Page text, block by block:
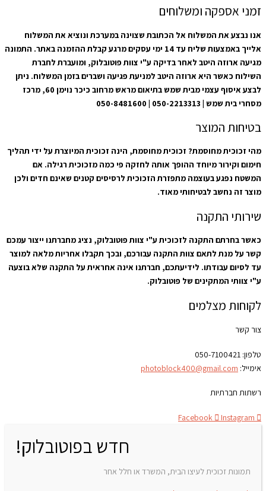
זמני אספקה ומשלוחים
אנו נבצע את המשלוח אל הכתובת שצוינה במערכת ונוציא את המשלוח
אלייך באמצעות שליח עד 14 ימי עסקים מרגע קבלת ההזמנה באתר. התמונה
מגיעה ארוזה היטב לאחר בדיקה ע"י צוות פוטובלוק, ומועברת לחברת
השילוח כאשר היא ארוזה היטב למניעת פגיעה ושברים בזמן המשלוח. ניתן
לבצע איסוף עצמי מבית שמש בתיאום מראש מרחוב כיכר נוימן 60, מרכז
מסחרי בית שמש | 050-2213313 | 050-8481600
בטיחות המוצר
מהי זכוכית מחוסמת? זכוכית מחוסמת, הינה זכוכית המיוצרת על ידי תהליך
חימום וקירור מיוחד ההופך אותה לחזקה פי כמה מזכוכית רגילה. אם
המשטח נפגע בעוצמה מתפזרת הזכוכית לרסיסים קטנים שאינם חדים ולכן
מוצר זה נחשב לבטיחותי מאוד.
שירותי התקנה
כאשר בחרתם התקנה לזכוכית ע"י צוות פוטובלוק, נציג מחברתנו ייצור עמכם
קשר על מנת לתאם צוות התקנה עבורכם, ובכך תקבלו אחריות מלאה למוצר
עד לסיום עבודתו. לידיעתכם, חברתנו אינה אחראית על התקנה שלא בוצעה
ע"י צוותי המתקינים של פוטובלוק.
לקוחות מצלמים
צור קשר
טלפון:
אימייל: photoblock400@gmail.com
רשתות חברתיות
Facebook Instagram
חדש בפוטובלוק!
תמונות זכוכית לעיצו הבית, המשרד או חלל אחר